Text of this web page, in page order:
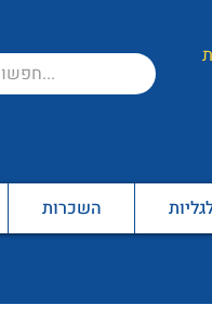
השכרות